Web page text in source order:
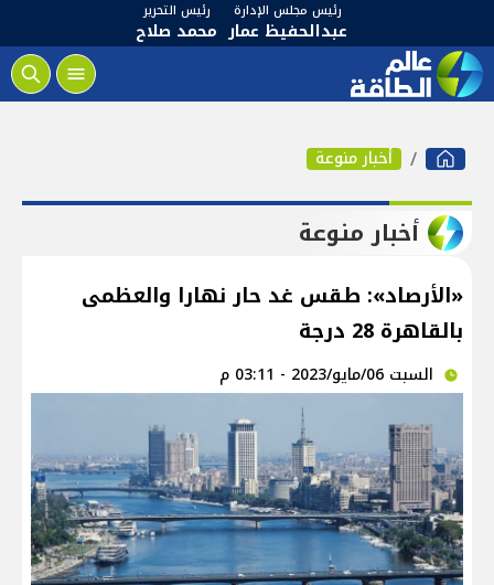
رئيس مجلس الإدارة
عبدالحفيظ عمار
رئيس التحرير
محمد صلاح
أخبار منوعة
أخبار منوعة
«الأرصاد»: طقس غد حار نهارا والعظمى
بالقاهرة 28 درجة
السبت 06/مايو/2023 - 03:11 م